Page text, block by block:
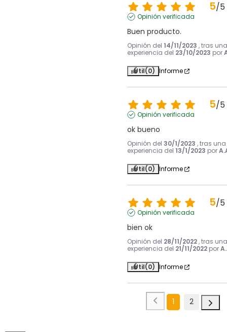
5/5
Opinión verificada
Buen producto.
Opinión del 14/11/2023 , tras una
experiencia del 23/10/2023 por
Útil(0) Informe
5/5
Opinión verificada
ok bueno
Opinión del 30/1/2023 , tras una
experiencia del 13/1/2023 por
Útil(0) Informe
5/5
Opinión verificada
bien ok
Opinión del 28/11/2022 , tras una
experiencia del 21/11/2022 por
Útil(0) Informe
1 2